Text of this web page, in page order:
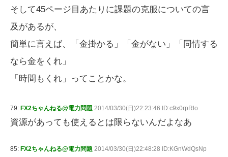
そして45ページ目あたりに課題の克服についての言
及があるが、
簡単に言えば、「金掛かる」「金がない」「同情する
なら金をくれ」
「時間もくれ」ってことかな。
79: FX2ちゃんねる@電力問題 2014/03/30(日)22:23:46 ID:c9x0rpRlo
資源があっても使えるとは限らないんだよなあ
85: FX2ちゃんねる@電力問題 2014/03/30(日)22:48:28 ID:KGnWdQsNp